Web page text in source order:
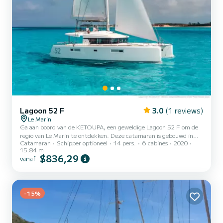
Lagoon 52 F 3.0 (1 reviews)
Le Marin
Ga aan boord van de KETOUPA, een geweldige Lagoon 52 F om de
regio van Le Marin te ontdekken. Deze catamaran is gebouwd in
2020 om volledig comfort en prestaties op zee te garanderen. U
gaat een uitzonderlijke cruise beleven op deze catamaran van 16
meter. U kunt maximaal 14 passagiers ontvangen tijdens het
uitgerust met een Full batten mainsail en een Furling genu...
Catamaran Schipper optioneel 14 pers. 6 cabines
2020
15.84 m
vanaf $836,29
-15%